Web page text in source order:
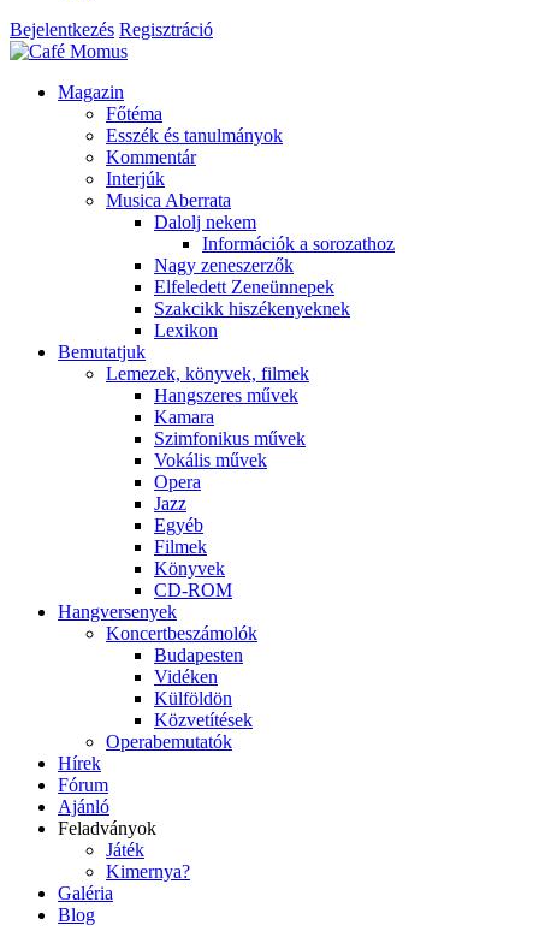
Bejelentkezés Regisztráció
Magazin
Főtéma
Esszék és tanulmányok
Kommentár
Interjúk
Musica Aberrata
Dalolj nekem
Információk a sorozathoz
Nagy zeneszerzők
Elfeledett Zeneünnepek
Szakcikk hiszékenyeknek
Lexikon
Bemutatjuk
Lemezek, könyvek, filmek
Hangszeres művek
Kamara
Szimfonikus művek
Vokális művek
Opera
Jazz
Egyéb
Filmek
Könyvek
CD-ROM
Hangversenyek
Koncertbeszámolók
Budapesten
Vidéken
Külföldön
Közvetítések
Operabemutatók
Hírek
Fórum
Ajánló
Feladványok
Játék
Kimernya?
Galéria
Blog